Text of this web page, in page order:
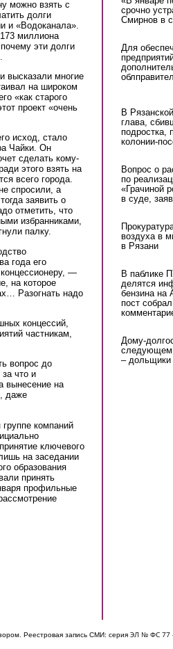
можно взять с
долги
и «Водоканала».
миллиона
эти долги
высказали многие
на широком
«как старого
проект «очень
исход, стало
Чайки. Он
сделать кому-
этого взять на
всего города.
спросили, а
заявить о
отметить, что
избранниками,
палку.
года его
—
на которое
Разогнать надо
концессий,
частникам,
вопрос до
что и
вынесение на
даже
компаний
ключевого
на заседании
образования
принять
профильные
срочно
Смирнов в
Для
В
глава,
подростка,
колонии-
Вопрос о
по
«Грачиной
в суде,
воздуха в
в Рязани
В паблике
делятся
бензина на
пост
Дому-
следующем
– дольщики
Реестровая запись СМИ: серия ЭЛ № ФС 77